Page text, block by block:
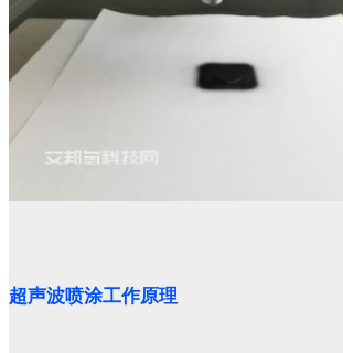
超声波喷涂工作原理